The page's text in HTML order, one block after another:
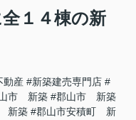
１４棟の新
動産 #新築建売専門店 #
市 新築 #郡山市 新築
新築 #郡山市安積町 新